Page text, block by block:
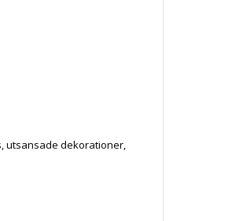
utsansade dekorationer,